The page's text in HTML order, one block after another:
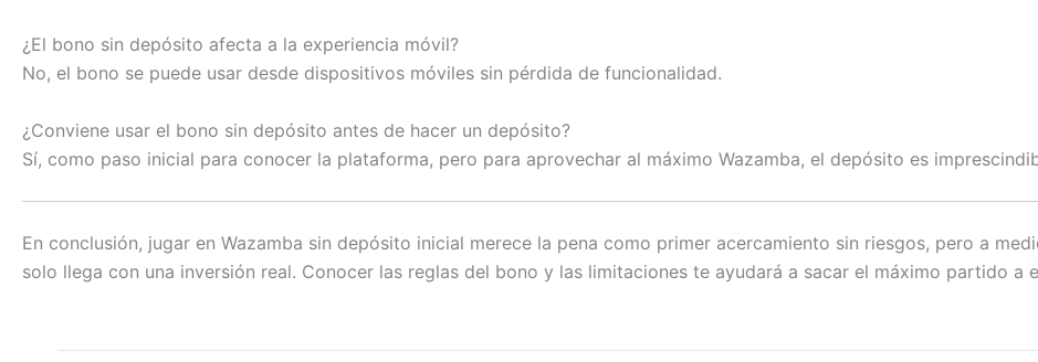
¿El bono sin depósito afecta a la experiencia móvil?
No, el bono se puede usar desde dispositivos móviles sin pérdida de funcionalidad.
¿Conviene usar el bono sin depósito antes de hacer un depósito?
Sí, como paso inicial para conocer la plataforma, pero para aprovechar al máximo Wazamba, el depósito es
En conclusión, jugar en Wazamba sin depósito inicial merece la pena como primer acercamiento sin riesgos, pero a
solo llega con una inversión real. Conocer las reglas del bono y las limitaciones te ayudará a sacar el máximo partido a